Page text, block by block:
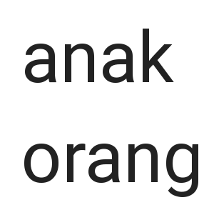
anak
orang